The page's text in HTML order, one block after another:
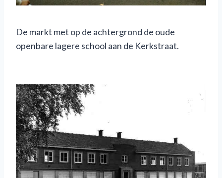
De markt met op de achtergrond de oude
openbare lagere school aan de Kerkstraat.